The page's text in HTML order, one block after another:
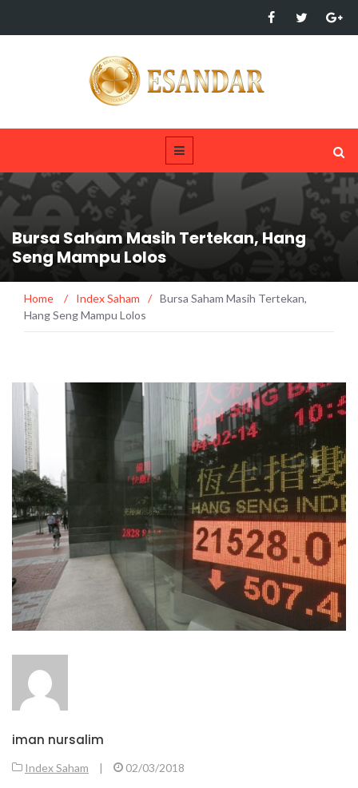
Bursa Saham Masih Tertekan, Hang
Seng Mampu Lolos
Home / Index Saham / Bursa Saham Masih Tertekan,
Hang Seng Mampu Lolos
iman nursalim
Index Saham | 02/03/2018